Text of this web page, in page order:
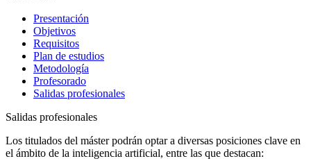
Presentación
Objetivos
Requisitos
Plan de estudios
Metodología
Profesorado
Salidas profesionales
Salidas profesionales
Los titulados del máster podrán optar a diversas posiciones clave en
el ámbito de la inteligencia artificial, entre las que destacan: